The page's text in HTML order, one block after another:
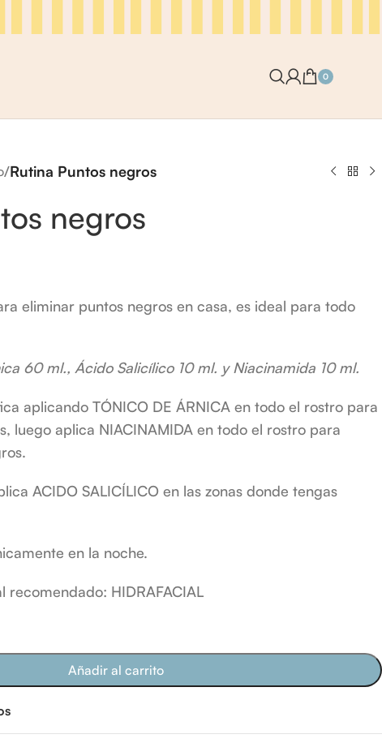
0
/Rutina Puntos negros
negros
eliminar puntos negros en casa, es ideal para todo
60 ml., Ácido Salicílico 10 ml. y Niacinamida 10 ml.
aplicando TÓNICO DE ÁRNICA en todo el rostro para
luego aplica NIACINAMIDA en todo el rostro para
ACIDO SALICÍLICO en las zonas donde tengas
en la noche.
recomendado: HIDRAFACIAL
Añadir al carrito